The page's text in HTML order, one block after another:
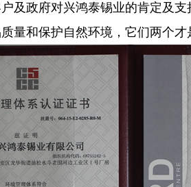
及政府对兴鸿泰锡业的肯定及
量和保护自然环境，它们两个